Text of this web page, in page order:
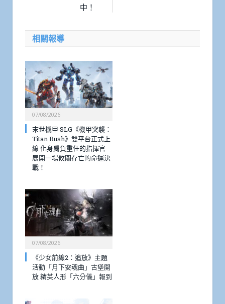
中！
相關報導
07/08/2026
末世機甲 SLG《機甲突襲：
Titan Rush》雙平台正式上
線 化身肩負重任的指揮官
展開一場攸關存亡的命運決
戰！
07/08/2026
《少女前線2：追放》主題
活動「月下安魂曲」古堡開
放 精英人形「六分儀」報到